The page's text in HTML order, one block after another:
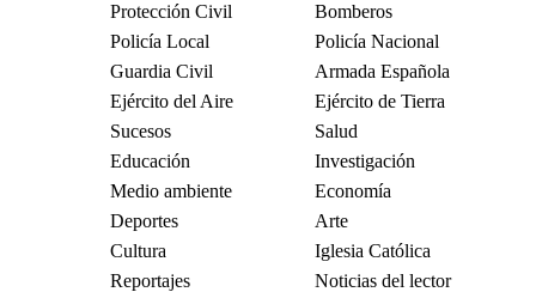
Protección Civil
Bomberos
Policía Local
Policía Nacional
Guardia Civil
Armada Española
Ejército del Aire
Ejército de Tierra
Sucesos
Salud
Educación
Investigación
Medio ambiente
Economía
Deportes
Arte
Cultura
Iglesia Católica
Reportajes
Noticias del lector